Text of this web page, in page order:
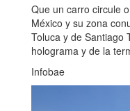
Que un carro circule
México y su zona
Toluca y de Santiago
holograma y de la
Infobae